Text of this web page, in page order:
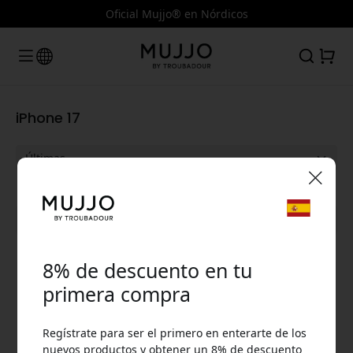
Oficial Mujjo® en Nórdicos
iPhone 17
8% de descuento en tu
primera compra
Regístrate para ser el primero en enterarte de los
nuevos productos y obtener un 8% de descuento
🎉 Tu código de descuento:
Usa este código en la caja para obtener 8% de